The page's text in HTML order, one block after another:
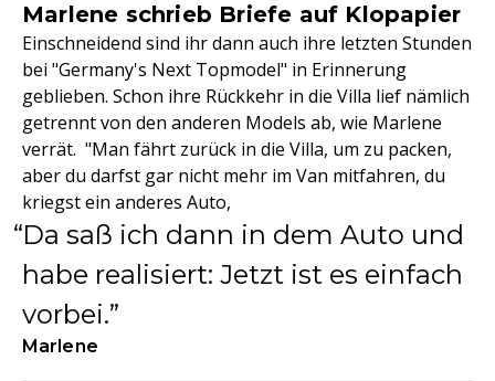
Marlene schrieb Briefe auf Klopapier
Einschneidend sind ihr dann auch ihre letzten Stunden
bei "Germany's Next Topmodel" in Erinnerung
geblieben. Schon ihre Rückkehr in die Villa lief nämlich
getrennt von den anderen Models ab, wie Marlene
verrät. "Man fährt zurück in die Villa, um zu packen,
aber du darfst gar nicht mehr im Van mitfahren, du
kriegst ein anderes Auto,
Da saß ich dann in dem Auto und
habe realisiert: Jetzt ist es einfach
vorbei.
Marlene